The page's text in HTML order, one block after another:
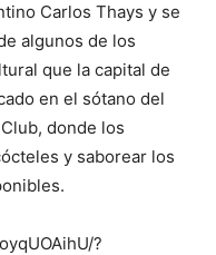
Carlos Thays y se
algunos de los
que la capital de
en el sótano del
donde los
y saborear los
?